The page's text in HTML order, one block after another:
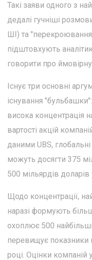
Такі заяви одного з
дедалі гучніші
ШІ) та
підштовхують
говорити про
Існує три основні
існування
висока концентрація
вартості акцій
даними UBS,
можуть досягти 375
500 мільярдів доларів
Щодо концентрації,
наразі формують
охоплює 500
перевищує показники
році. Оцінки компаній